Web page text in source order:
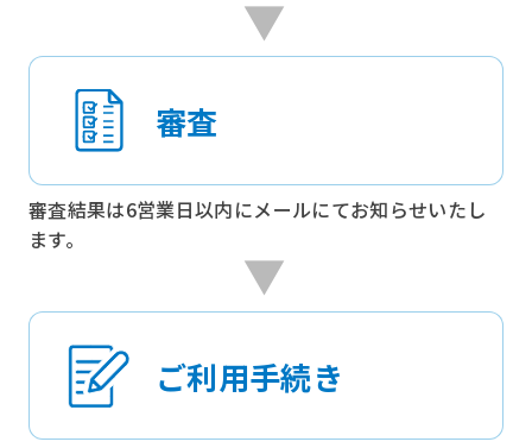
審査
審査結果は6営業日以内にメールにてお知らせいたし
ます。
ご利用手続き